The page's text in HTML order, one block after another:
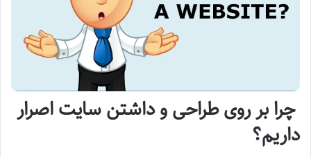
چرا بر روی طراحی و داشتن سایت اصرار
داریم؟